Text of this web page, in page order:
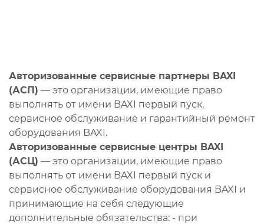
Авторизованные сервисные партнеры BAXI
(АСП) — это организации, имеющие право
выполнять от имени BAXI первый пуск,
сервисное обслуживание и гарантийный ремонт
оборудования BAXI.
Авторизованные сервисные центры BAXI
(АСЦ) — это организации, имеющие право
выполнять от имени BAXI первый пуск и
сервисное обслуживание оборудования BAXI и
принимающие на себя следующие
дополнительные обязательства: - при